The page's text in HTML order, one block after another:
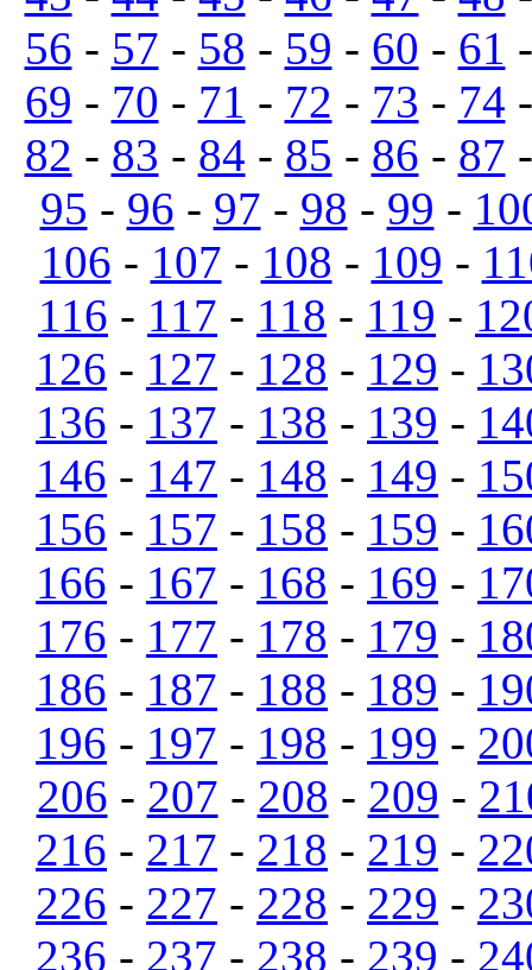
56 - 57 - 58 - 59 - 60 - 61
69 - 70 - 71 - 72 - 73 - 74
82 - 83 - 84 - 85 - 86 - 87
95 - 96 - 97 - 98 - 99 -
106 - 107 - 108 - 109 -
116 - 117 - 118 - 119 -
126 - 127 - 128 - 129 -
136 - 137 - 138 - 139 -
146 - 147 - 148 - 149 -
156 - 157 - 158 - 159 -
166 - 167 - 168 - 169 -
176 - 177 - 178 - 179 -
186 - 187 - 188 - 189 -
196 - 197 - 198 - 199 -
206 - 207 - 208 - 209 -
216 - 217 - 218 - 219 -
226 - 227 - 228 - 229 -
236 - 237 - 238 - 239 -